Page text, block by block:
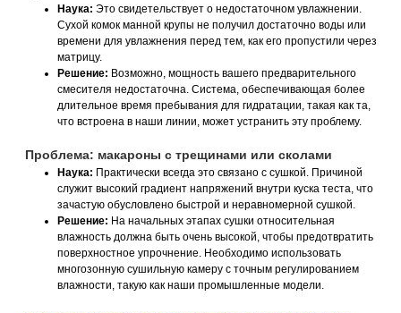
Наука: Это свидетельствует о недостаточном увлажнении.
Сухой комок манной крупы не получил достаточно воды или
времени для увлажнения перед тем, как его пропустили через
матрицу.
Решение: Возможно, мощность вашего предварительного
смесителя недостаточна. Система, обеспечивающая более
длительное время пребывания для гидратации, такая как та,
что встроена в наши линии, может устранить эту проблему.
Проблема: макароны с трещинами или сколами
Наука: Практически всегда это связано с сушкой. Причиной
служит высокий градиент напряжений внутри куска теста, что
зачастую обусловлено быстрой и неравномерной сушкой.
Решение: На начальных этапах сушки относительная
влажность должна быть очень высокой, чтобы предотвратить
поверхностное упрочнение. Необходимо использовать
многозонную сушильную камеру с точным регулированием
влажности, такую как наши промышленные модели.